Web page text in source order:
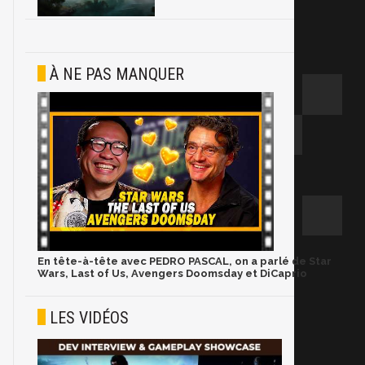
À NE PAS MANQUER
En tête-à-tête avec PEDRO PASCAL, on a parlé de Star
Wars, Last of Us, Avengers Doomsday et DiCaprio
LES VIDÉOS